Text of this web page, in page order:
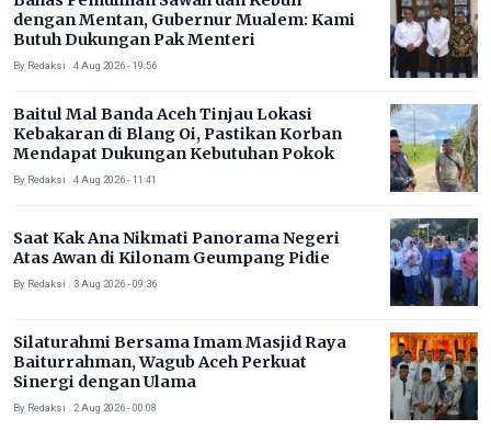
dengan Mentan, Gubernur Mualem: Kami
Butuh Dukungan Pak Menteri
By Redaksi . 4 Aug 2026 - 19:56
Baitul Mal Banda Aceh Tinjau Lokasi
Kebakaran di Blang Oi, Pastikan Korban
Mendapat Dukungan Kebutuhan Pokok
By Redaksi . 4 Aug 2026 - 11:41
Saat Kak Ana Nikmati Panorama Negeri
Atas Awan di Kilonam Geumpang Pidie
By Redaksi . 3 Aug 2026 - 09:36
Silaturahmi Bersama Imam Masjid Raya
Baiturrahman, Wagub Aceh Perkuat
Sinergi dengan Ulama
By Redaksi . 2 Aug 2026 - 00:08